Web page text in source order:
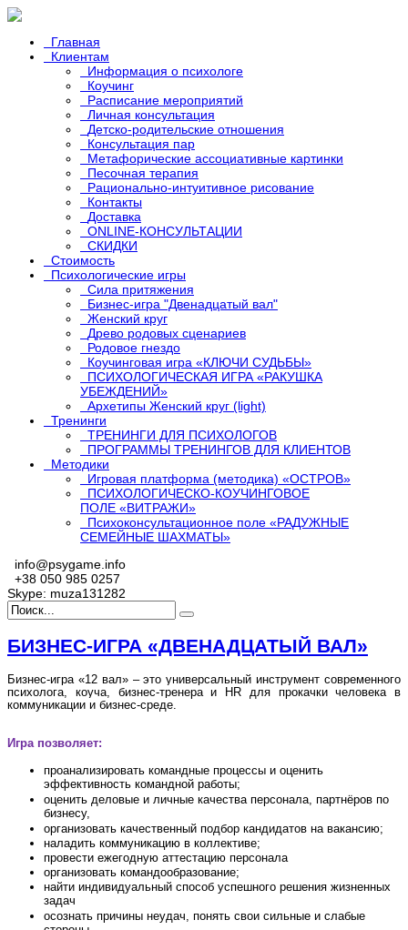
Главная
Клиентам
Информация о психологе
Коучинг
Расписание мероприятий
Личная консультация
Детско-родительские отношения
Консультация пар
Метафорические ассоциативные картинки
Песочная терапия
Рационально-интуитивное рисование
Контакты
Доставка
ONLINE-КОНСУЛЬТАЦИИ
СКИДКИ
Стоимость
Психологические игры
Сила притяжения
Бизнес-игра "Двенадцатый вал"
Женский круг
Древо родовых сценариев
Родовое гнездо
Коучинговая игра «КЛЮЧИ СУДЬБЫ»
ПСИХОЛОГИЧЕСКАЯ ИГРА «РАКУШКА
УБЕЖДЕНИЙ»
Архетипы Женский круг (light)
Тренинги
ТРЕНИНГИ ДЛЯ ПСИХОЛОГОВ
ПРОГРАММЫ ТРЕНИНГОВ ДЛЯ КЛИЕНТОВ
Методики
Игровая платформа (методика) «ОСТРОВ»
ПСИХОЛОГИЧЕСКО-КОУЧИНГОВОЕ
ПОЛЕ «ВИТРАЖИ»
Психоконсультационное поле «РАДУЖНЫЕ
СЕМЕЙНЫЕ ШАХМАТЫ»
info@psygame.info
+38 050 985 0257
Skype: muza131282
БИЗНЕС-ИГРА «ДВЕНАДЦАТЫЙ ВАЛ»
Бизнес-игра «12 вал» – это универсальный инструмент современного
психолога, коуча, бизнес-тренера и HR для прокачки человека в
коммуникации и бизнес-среде.
Игра позволяет:
проанализировать командные процессы и оценить
эффективность командной работы;
оценить деловые и личные качества персонала, партнёров по
бизнесу,
организовать качественный подбор кандидатов на вакансию;
наладить коммуникацию в коллективе;
провести ежегодную аттестацию персонала
организовать командообразование;
найти индивидуальный способ успешного решения жизненных
задач
осознать причины неудач, понять свои сильные и слабые